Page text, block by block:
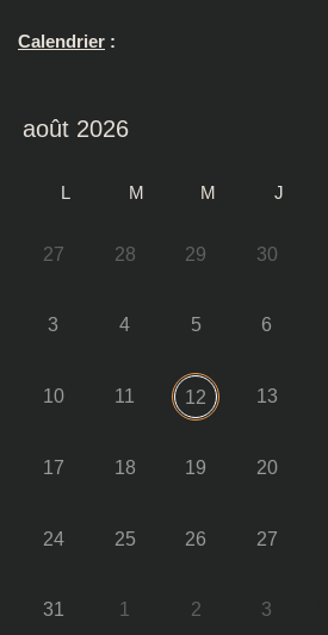
Calendrier :
L M M J
27 28 29 30
3 4 5 6
10 11 12 13
17 18 19 20
24 25 26 27
31 1 2 3